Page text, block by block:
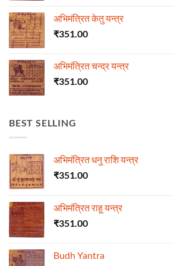
अभिमंत्रित केतु यन्त्र
₹351.00
अभिमंत्रित चन्द्र यन्त्र
₹351.00
BEST SELLING
अभिमंत्रित धनु राशि यन्त्र
₹351.00
अभिमंत्रित राहू यन्त्र
₹351.00
Budh Yantra